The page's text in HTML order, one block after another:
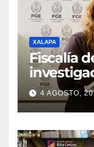
XALAPA
Fiscalía
Roxana
4 AGOSTO,